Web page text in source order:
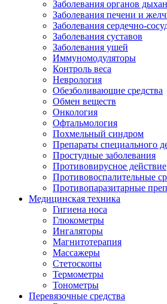
Заболевания органов
Заболевания печени и
Заболевания сердечно-
Заболевания суставов
Заболевания ушей
Иммуномодуляторы
Контроль веса
Неврология
Обезболивающие средства
Обмен веществ
Онкология
Офтальмология
Похмельный синдром
Препараты специального
Простудные заболевания
Противовирусное действие
Противовоспалительные
Противопаразитарные
Медицинская техника
Гигиена носа
Глюкометры
Ингаляторы
Магнитотерапия
Массажеры
Стетоскопы
Термометры
Тонометры
Перевязочные средства